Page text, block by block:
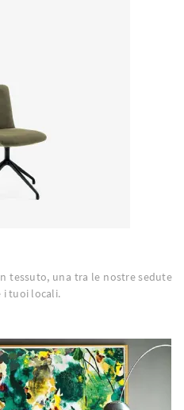
tessuto, una tra le nostre sedute
i tuoi locali.